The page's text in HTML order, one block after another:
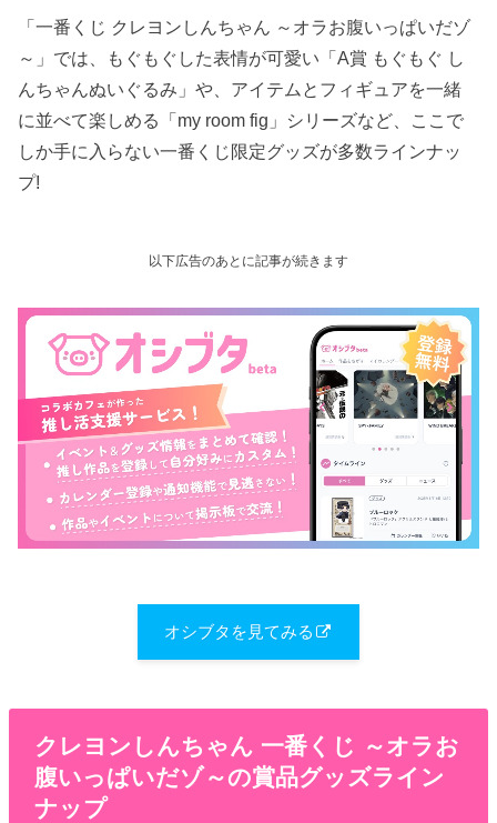
「一番くじ クレヨンしんちゃん ～オラお腹いっぱいだゾ
～」では、もぐもぐした表情が可愛い「A賞 もぐもぐ し
んちゃんぬいぐるみ」や、アイテムとフィギュアを一緒
に並べて楽しめる「my room fig」シリーズなど、ここで
しか手に入らない一番くじ限定グッズが多数ラインナッ
プ!
以下広告のあとに記事が続きます
オシブタを見てみる
クレヨンしんちゃん 一番くじ ～オラお
腹いっぱいだゾ～の賞品グッズライン
ナップ